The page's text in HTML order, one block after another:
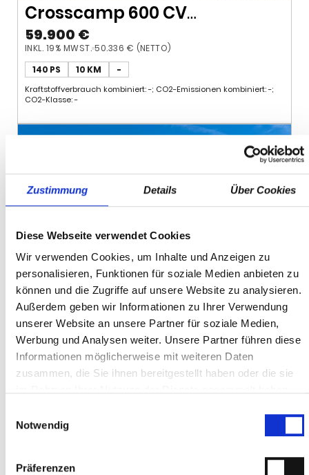
Zustimmung Details Über Cookies
Diese Webseite verwendet Cookies
Wir verwenden Cookies, um Inhalte und Anzeigen zu
personalisieren, Funktionen für soziale Medien anbieten zu
können und die Zugriffe auf unsere Website zu analysieren.
Außerdem geben wir Informationen zu Ihrer Verwendung
unserer Website an unsere Partner für soziale Medien,
Werbung und Analysen weiter. Unsere Partner führen diese
Informationen möglicherweise mit weiteren Daten
zusammen, die Sie ihnen bereitgestellt haben oder die sie
Notwendig
Präferenzen
Crosscamp 600 CV
*Automatik *Markise
59.900 €
INKL. 19% MWST. 50.336 € (NETTO)
140 PS
10 KM -
Kraftstoffverbrauch kombiniert: -; CO2-Emissionen kombiniert: -;
CO2-Klasse: -
Crosscamp 640 CV *Markise
*Komfort-Paket
59.900 €
50.336 € (NETTO)
Kraftstoffverbrauch kombiniert: -; CO2-Emissionen kombiniert: -;
CO2-Klasse: -